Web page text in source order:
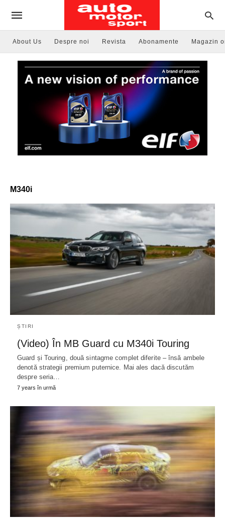
About Us Despre noi Revista Abonamente Magazin
M340i
ȘTIRI
(Video) În MB Guard cu M340i Touring
Guard și Touring, două sintagme complet diferite – însă ambele
denotă strategii premium puternice. Mai ales dacă discutăm
despre seria…
7 years în urmă